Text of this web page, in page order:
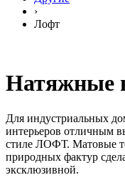
›
Лофт
Натяжные
Для индустриальных
интерьеров отличным
стиле ЛОФТ. Матовые
природных фактур
эксклюзивной.